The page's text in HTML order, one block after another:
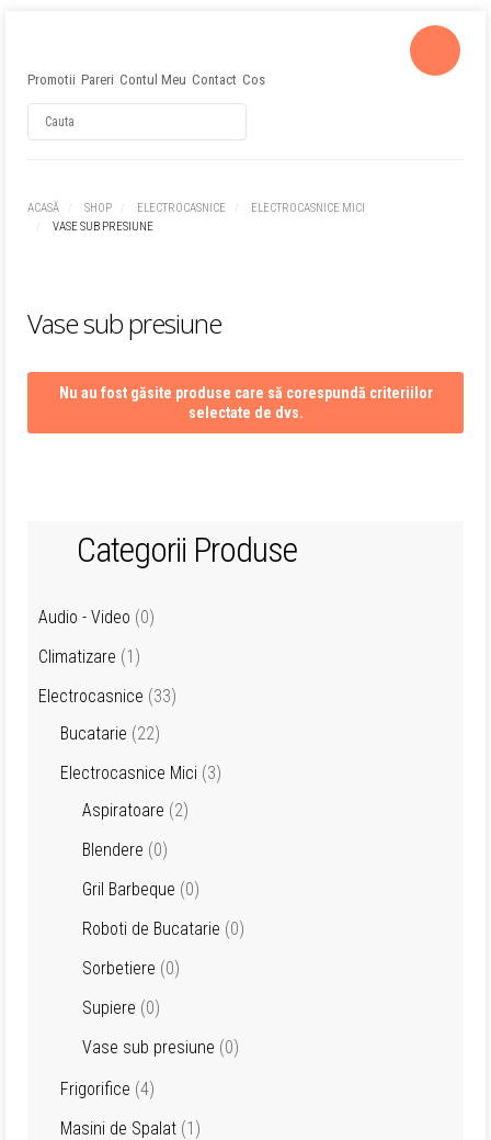
Promotii Pareri Contul Meu Contact Cos
ACASĂ SHOP ELECTROCASNICE
ELECTROCASNICE MICI
VASE SUB PRESIUNE
Vase sub presiune
Nu au fost găsite produse care să corespundă criteriilor
selectate de dvs.
Categorii Produse
Audio - Video (0)
Climatizare (1)
Electrocasnice (33)
Bucatarie (22)
Electrocasnice Mici (3)
Aspiratoare (2)
Blendere (0)
Gril Barbeque (0)
Roboti de Bucatarie (0)
Sorbetiere (0)
Supiere (0)
Vase sub presiune (0)
Frigorifice (4)
Masini de Spalat (1)
Username